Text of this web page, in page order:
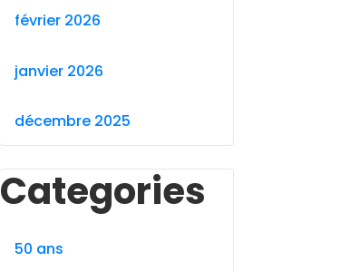
février 2026
janvier 2026
décembre 2025
Categories
50 ans